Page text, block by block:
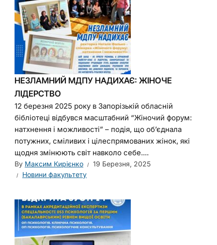
НЕЗЛАМНИЙ МДПУ НАДИХАЄ: ЖІНОЧЕ
ЛІДЕРСТВО
12 березня 2025 року в Запорізькій обласній
бібліотеці відбувся масштабний “Жіночий форум:
натхнення і можливості” – подія, що об’єднала
потужних, сміливих і цілеспрямованих жінок, які
щодня змінюють світ навколо себе....
By Максим Кирієнко
19 Березня, 2025
Новини факультету